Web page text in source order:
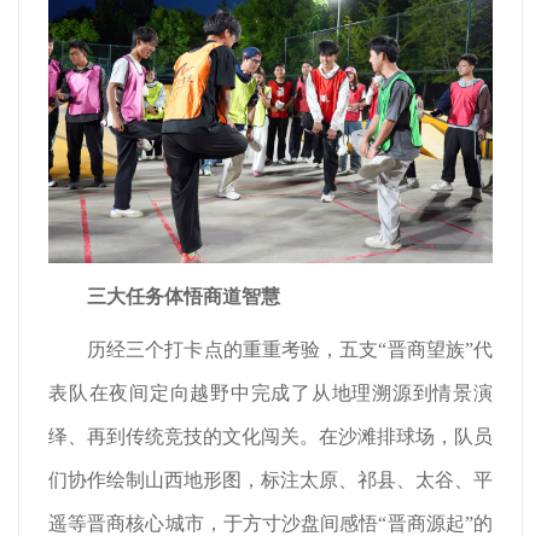
三大任务体悟商道智慧
历经三个打卡点的重重考验，五支“晋商望族”代
表队在夜间定向越野中完成了从地理溯源到情景演
绎、再到传统竞技的文化闯关。在沙滩排球场，队员
们协作绘制山西地形图，标注太原、祁县、太谷、平
遥等晋商核心城市，于方寸沙盘间感悟“晋商源起”的